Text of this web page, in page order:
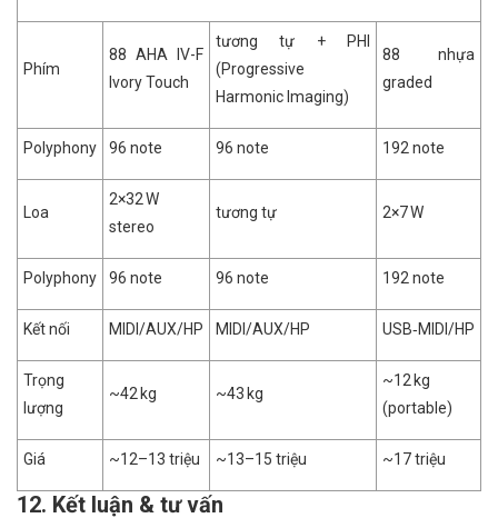
Phím
88 AHA IV-F
Ivory Touch
tương tự + PHI
(Progressive
Harmonic Imaging)
88 nhựa
graded
Polyphony 96 note 96 note 192 note
Loa
2×32 W
stereo
tương tự 2×7 W
Polyphony 96 note 96 note 192 note
Kết nối MIDI/AUX/HP MIDI/AUX/HP USB‑MIDI/HP
Trọng
lượng
~42 kg ~43 kg
~12 kg
(portable)
Giá ~12–13 triệu ~13–15 triệu ~17 triệu
12. Kết luận & tư vấn